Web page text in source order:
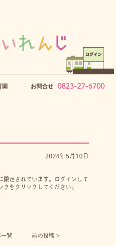
園 お問合せ 0823-27-6700
2024年5月10日
限定されています。ログインして
クをクリックしてください。
覧 前の投稿 >